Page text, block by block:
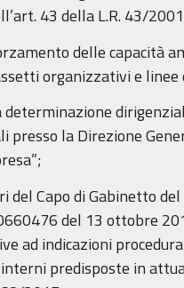
43 della L.R. 43/2001
delle capacità
organizzativi e
presso la Direzione
del Capo di Gabinetto
del 13 ottobre
ad indicazioni
predisposte in